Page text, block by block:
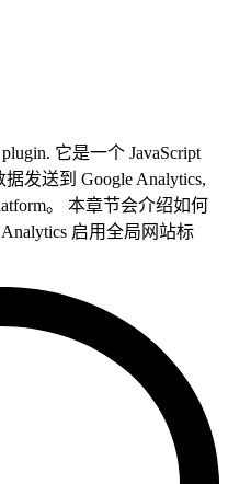
plugin. 它是一个 JavaScript
发送到 Google Analytics,
。 本章节会介绍如何
启用全局网站标